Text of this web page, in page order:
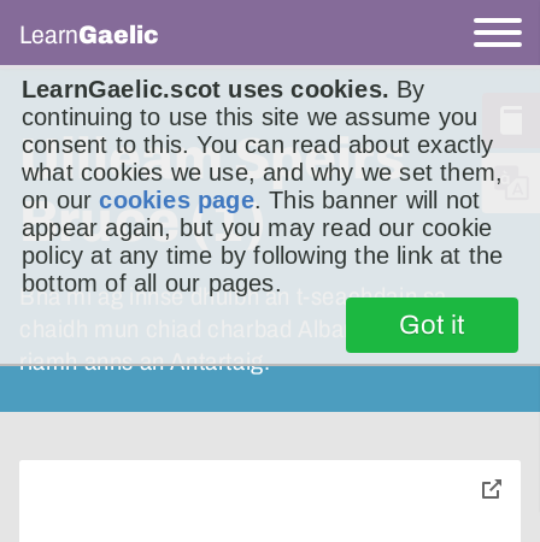
LearnGaelic.scot uses cookies. By
continuing to use this site we assume you
consent to this. You can read about exactly
what cookies we use, and why we set them,
on ourcookies page. This banner will not
appear again, but you may read our cookie
policy at any time by following the link at the
bottom of all our pages.
Got it
LearnGaelic
Uilleam Speirs
Bruce (1)
Bha mi ag innse dhuibh an t-seachdain sa
chaidh mun chiad charbad Albannach a bha
riamh anns an Antartaig.
toggle